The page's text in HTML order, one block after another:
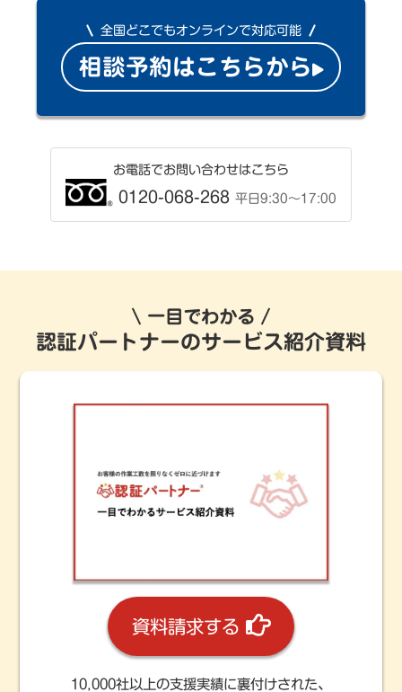
全国どこでもオンラインで対応可能
相談予約はこちらから
お電話でお問い合わせはこちら
0120-068-268 平日9:30〜17:00
一目でわかる
認証パートナーのサービス紹介資料
資料請求する
10,000社以上の支援実績に裏付けされた、